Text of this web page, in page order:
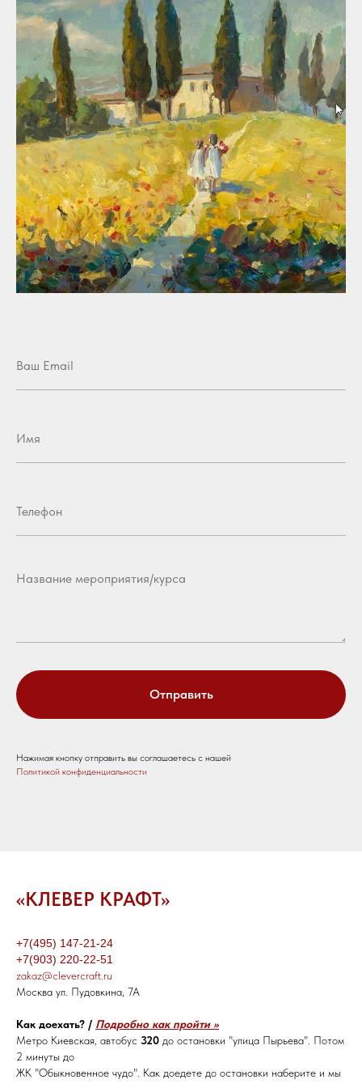
Отправить
Нажимая кнопку отправить вы соглашаетесь с нашей
Политикой конфиденциальности
«КЛЕВЕР КРАФТ»
+7(495) 147-21-24
+7(903) 220-22-51
zakaz@clevercraft.ru
Москва ул. Пудовкина, 7А
Как доехать? / Подробно как пройти >>
Метро Киевская, автобус 320 до остановки "улица Пырьева". Потом
2 минуты до
ЖК "Обыкновенное чудо". Как доедете до остановки наберите и мы